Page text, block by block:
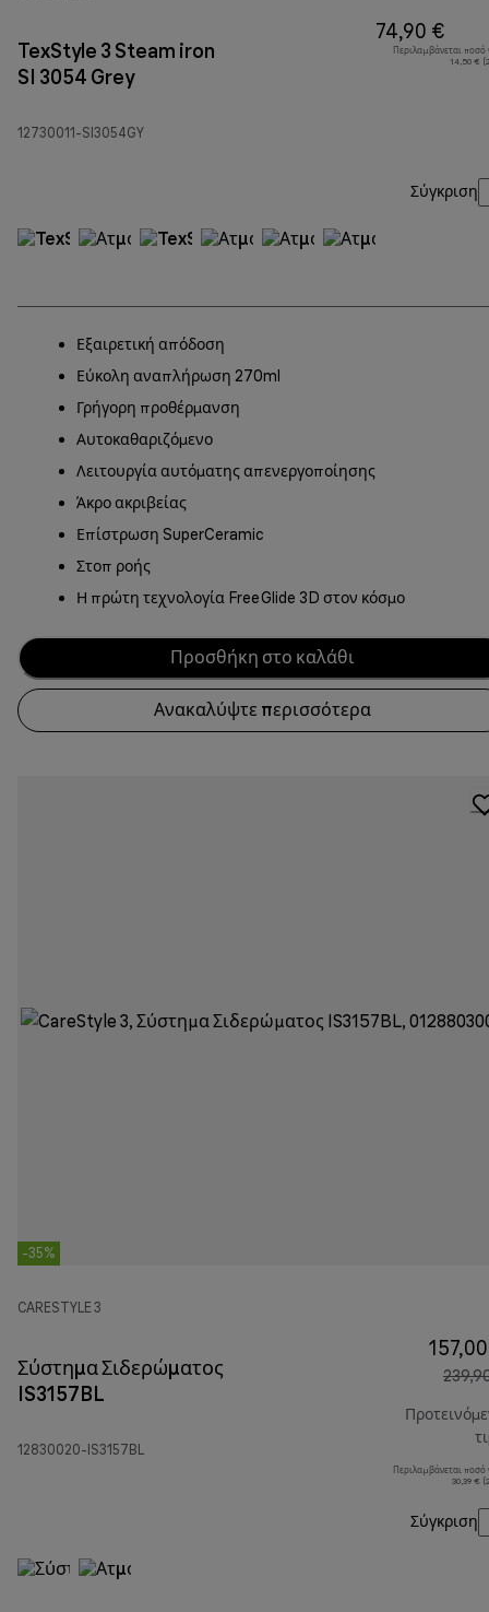
TexStyle 3 Steam iron
SI 3054 Grey
12730011-SI3054GY
74,90 €
Περιλαμβάνεται
14,50 €
Σύγκριση
Εξαιρετική απόδοση
Εύκολη αναπλήρωση 270ml
Γρήγορη προθέρμανση
Αυτοκαθαριζόμενο
Λειτουργία αυτόματης απενεργοποίησης
Άκρο ακριβείας
Επίστρωση SuperCeramic
Στοπ ροής
Η πρώτη τεχνολογία FreeGlide 3D στον κόσμο
Προσθήκη στο καλάθι
Ανακαλύψτε περισσότερα
-35%
CARESTYLE 3
Σύστημα Σιδερώματος
IS3157BL
12830020-IS3157BL
Περιλαμβάνεται
30,39 €
Σύγκριση